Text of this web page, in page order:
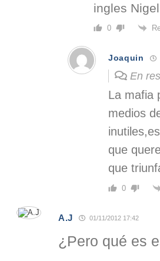
ingles
0
Joaquin
En
La mafia
medios
que
que
0
A.J 01/11/2012 17:42
¿Pero qué es